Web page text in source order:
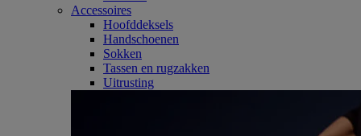
Accessoires
Hoofddeksels
Handschoenen
Sokken
Tassen en rugzakken
Uitrusting